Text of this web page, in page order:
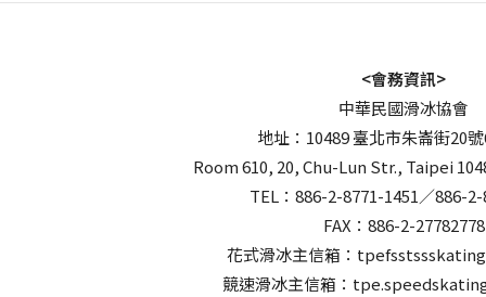
<會務資訊>
中華民國滑冰協會
地址：10489 臺北市朱崙街20
Room 610, 20, Chu-Lun Str., Taipei
TEL：886-2-8771-1451／886-
FAX：886-2-27782778
花式滑冰主信箱：
競速滑冰主信箱：